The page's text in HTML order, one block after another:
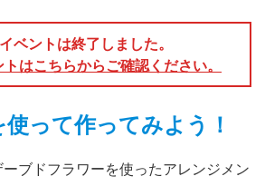
ベントは終了しました。
はこちらからご確認ください。
って作ってみよう！
ブドフラワーを使ったアレンジメン